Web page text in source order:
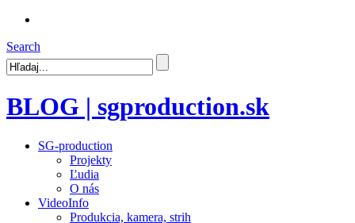
Search
BLOG | sgproduction.sk
SG-production
Projekty
Ľudia
O nás
VideoInfo
Produkcia, kamera, strih